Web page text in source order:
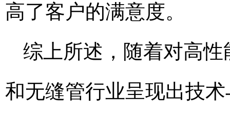
高了客户的满意度。
综上所述，随着对高
和无缝管行业呈现出技